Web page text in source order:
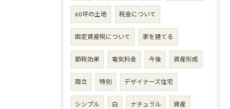
60坪の土地 税金について
固定資産税について 家を建てる
節税効果 電気料金 今後 資産形成
両立 特別 デザイナーズ住宅
シンプル 白 ナチュラル 資産